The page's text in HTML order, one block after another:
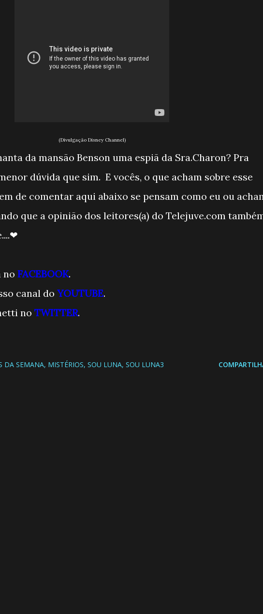
(Divulgação Disney Channel)
da mansão Benson uma espiã da Sra.Charon? Pra
dúvida que sim. E vocês, o que acham sobre esse
de comentar aqui abaixo se pensam como eu ou
que a opinião dos leitores(a) do Telejuve.com
no FACEBOOK.
canal do YOUTUBE.
no TWITTER.
DA SEMANA MISTÉRIOS SOU LUNA SOU LUNA3